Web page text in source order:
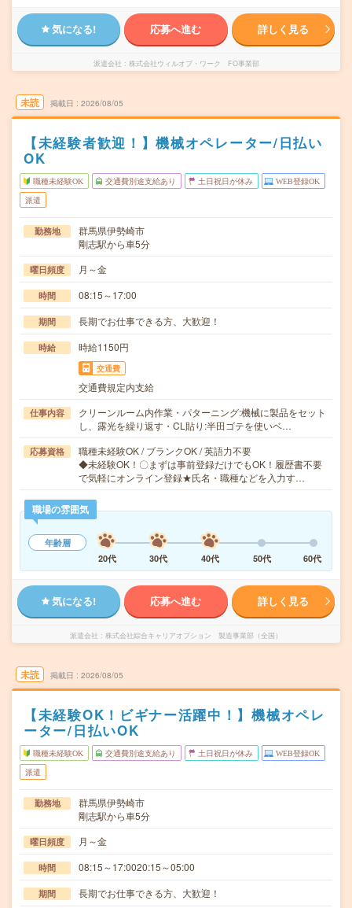
気になる! 応募へ進む 詳しく見る
派遣会社 株式会社ウィルオブ・ワーク FO事業部
未読 掲載日 2026/08/05
【未経験者歓迎！】機械オペレーター/日払い
OK
職種未経験OK 交通費別途支給あり 土日祝日が休み WEB登録OK
派遣
勤務地
群馬県伊勢崎市
剛志駅から車5分
曜日頻度 月～金
時間 08:15～17:00
期間 長期でお仕事できる方、大歓迎！
時給 時給1150円
交通費
交通費規定内支給
仕事内容
クリーンルーム内作業・パターニング:機械に製品をセット
し、露光を繰り返す・CL貼り:半田ゴテを使いベ…
応募資格
職種未経験OK / ブランクOK / 英語力不要
◆未経験OK！〇まずは事前登録だけでもOK！履歴書不要
で気軽にオンライン登録★氏名・職種などを入力す…
職場の雰囲気
年齢層
20代
30代 40代 50代 60代
気になる! 応募へ進む 詳しく見る
派遣会社 株式会社綜合キャリアオプション 製造事業部（全国）
未読 掲載日 2026/08/05
【未経験OK！ビギナー活躍中！】機械オペレ
ーター/日払いOK
職種未経験OK 交通費別途支給あり 土日祝日が休み WEB登録OK
派遣
勤務地
群馬県伊勢崎市
剛志駅から車5分
曜日頻度 月～金
時間 08:15～17:0020:15～05:00
期間 長期でお仕事できる方、大歓迎！